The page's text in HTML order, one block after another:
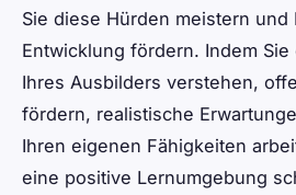
Sie diese Hürden meistern und
Entwicklung fördern. Indem
Ihres Ausbilders verstehen,
fördern, realistische
Ihren eigenen Fähigkeiten
eine positive Lernumgebung